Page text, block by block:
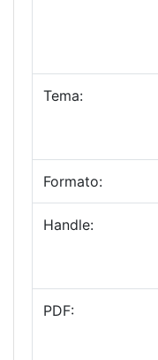
Tema:
Formato:
Handle:
PDF: